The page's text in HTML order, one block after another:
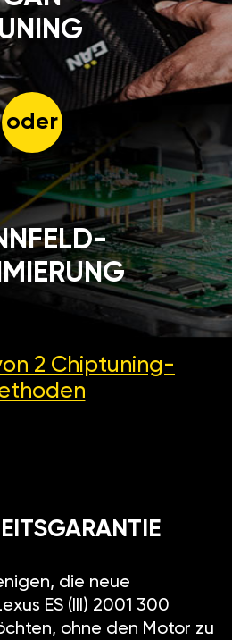
oder
2 Chiptuning-
die neue
ES (III) 2001 300
ohne den Motor zu